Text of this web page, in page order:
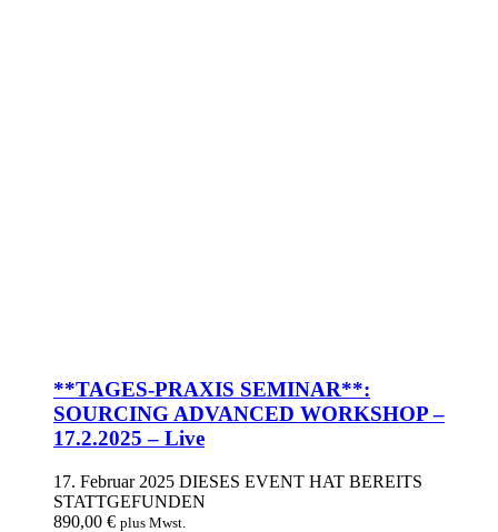
**TAGES-PRAXIS SEMINAR**:
SOURCING ADVANCED WORKSHOP –
17.2.2025 – Live
17. Februar 2025 DIESES EVENT HAT BEREITS
STATTGEFUNDEN
890,00 € plus Mwst.